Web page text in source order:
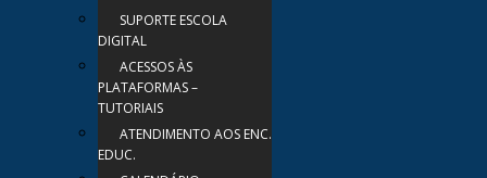
SUPORTE ESCOLA
DIGITAL
ACESSOS ÀS
PLATAFORMAS –
TUTORIAIS
ATENDIMENTO AOS ENC.
EDUC.